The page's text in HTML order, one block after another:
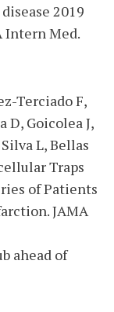
2019
Intern Med.
Terciado F,
D, Goicolea J,
L, Bellas
Traps
of Patients
JAMA
ahead of